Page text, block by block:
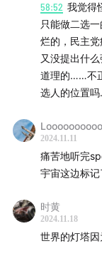
58:52 我觉得
只能做二选
烂的，民主
又没提出什
道理的……不
选人的位置
2024.11.11
痛苦地听完
宇宙这边标记
时黄
2024.11.18
世界的灯塔